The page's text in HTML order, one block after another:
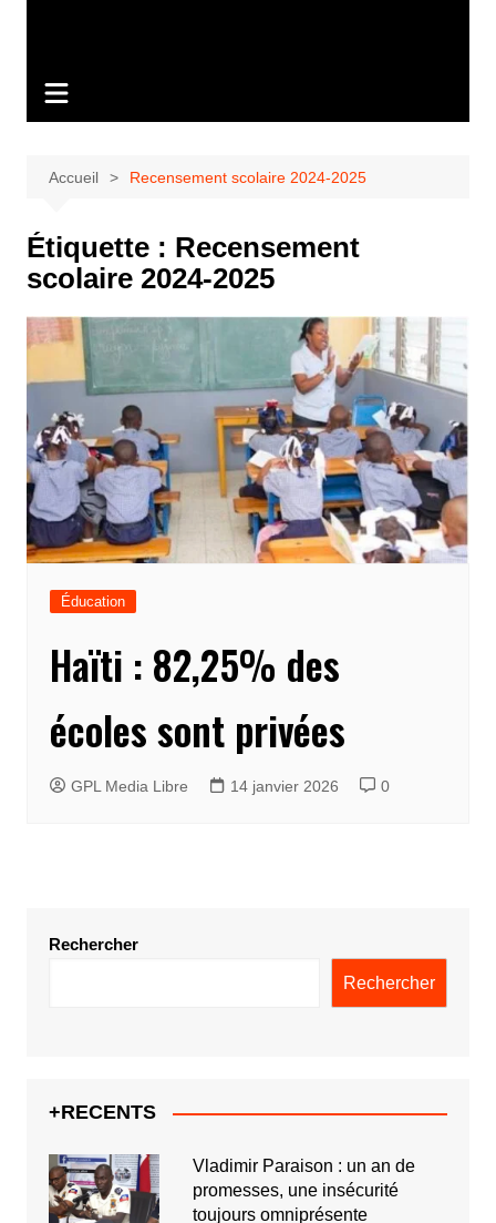
Accueil Recensement scolaire 2024-2025
Étiquette : Recensement
scolaire 2024-2025
Éducation
Haïti : 82,25% des
écoles sont privées
GPL Media Libre 14 janvier 2026 0
Rechercher
Rechercher
+RECENTS
Vladimir Paraison : un an de
promesses, une insécurité
toujours omniprésente